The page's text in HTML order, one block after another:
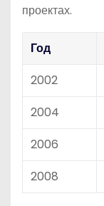
проектах.
Год
2002
2004
2006
2008